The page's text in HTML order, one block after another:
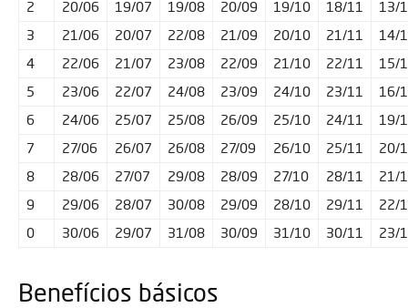
2
20/06 19/07 19/08 20/09 19/10 18/11
13/
3
21/06 20/07 22/08 21/09 20/10 21/11
14/
4
22/06 21/07 23/08 22/09 21/10 22/11
15/
5
23/06 22/07 24/08 23/09 24/10 23/11
16/
6
24/06 25/07 25/08 26/09 25/10 24/11
19/
7
27/06 26/07 26/08 27/09 26/10 25/11
20/
8
28/06 27/07 29/08 28/09 27/10 28/11
21/
9
29/06 28/07 30/08 29/09 28/10 29/11
22/
0
30/06 29/07 31/08 30/09 31/10 30/11 23/
Benefícios básicos